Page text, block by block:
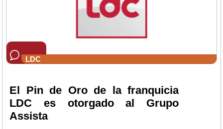
LDC
El Pin de Oro de la franquicia
LDC es otorgado al Grupo
Assista